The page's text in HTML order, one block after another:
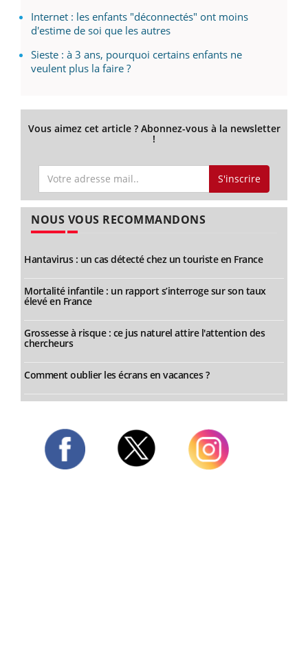
Internet : les enfants "déconnectés" ont moins
d'estime de soi que les autres
Sieste : à 3 ans, pourquoi certains enfants ne
veulent plus la faire ?
Vous aimez cet article ? Abonnez-vous à la newsletter
!
S'inscrire
NOUS VOUS RECOMMANDONS
Hantavirus : un cas détecté chez un touriste en France
Mortalité infantile : un rapport s’interroge sur son taux
élevé en France
Grossesse à risque : ce jus naturel attire l'attention des
chercheurs
Comment oublier les écrans en vacances ?